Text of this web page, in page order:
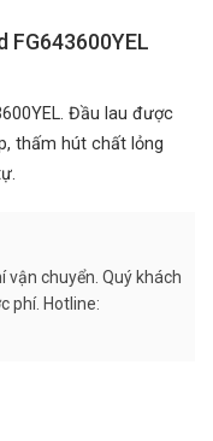
FG643600YEL
Đầu lau được
thấm hút chất lỏng
vận chuyển. Quý khách
phí. Hotline: